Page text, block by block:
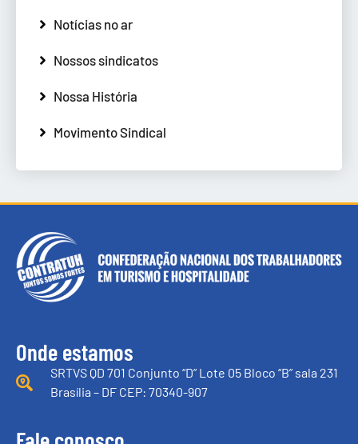
Notícias no ar
Nossos sindicatos
Nossa História
Movimento Sindical
Onde estamos
SRTVS QD 701 Conjunto “D” Lote 05 Bloco “B” sala 231
Brasília – DF CEP: 70340-907